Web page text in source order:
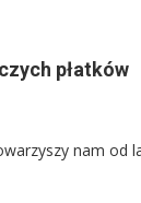
płatków
nam od